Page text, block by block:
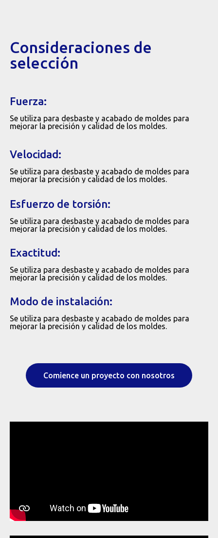
Consideraciones de
selección
Fuerza:
Se utiliza para desbaste y acabado de moldes para
mejorar la precisión y calidad de los moldes.
Velocidad:
Se utiliza para desbaste y acabado de moldes para
mejorar la precisión y calidad de los moldes.
Esfuerzo de torsión:
Se utiliza para desbaste y acabado de moldes para
mejorar la precisión y calidad de los moldes.
Exactitud:
Se utiliza para desbaste y acabado de moldes para
mejorar la precisión y calidad de los moldes.
Modo de instalación:
Se utiliza para desbaste y acabado de moldes para
mejorar la precisión y calidad de los moldes.
Comience un proyecto con nosotros